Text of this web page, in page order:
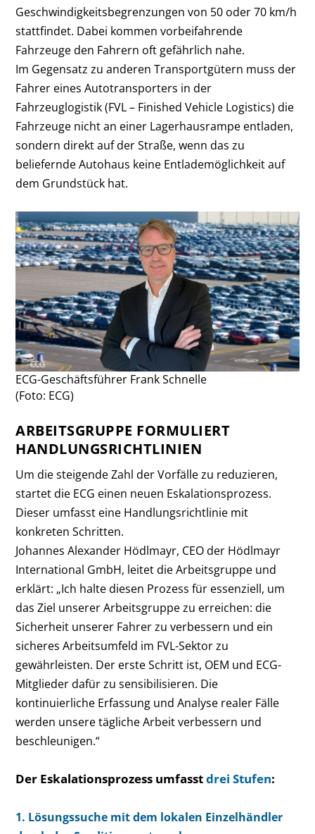
Geschwindigkeitsbegrenzungen von 50 oder 70 km/h
stattfindet. Dabei kommen vorbeifahrende
Fahrzeuge den Fahrern oft gefährlich nahe.
Im Gegensatz zu anderen Transportgütern muss der
Fahrer eines Autotransporters in der
Fahrzeuglogistik (FVL – Finished Vehicle Logistics) die
Fahrzeuge nicht an einer Lagerhausrampe entladen,
sondern direkt auf der Straße, wenn das zu
beliefernde Autohaus keine Entlademöglichkeit auf
dem Grundstück hat.
ECG-Geschäftsführer Frank Schnelle
(Foto: ECG)
ARBEITSGRUPPE FORMULIERT
HANDLUNGSRICHTLINIEN
Um die steigende Zahl der Vorfälle zu reduzieren,
startet die ECG einen neuen Eskalationsprozess.
Dieser umfasst eine Handlungsrichtlinie mit
konkreten Schritten.
Johannes Alexander Hödlmayr, CEO der Hödlmayr
International GmbH, leitet die Arbeitsgruppe und
erklärt: „Ich halte diesen Prozess für essenziell, um
das Ziel unserer Arbeitsgruppe zu erreichen: die
Sicherheit unserer Fahrer zu verbessern und ein
sicheres Arbeitsumfeld im FVL-Sektor zu
gewährleisten. Der erste Schritt ist, OEM und ECG-
Mitglieder dafür zu sensibilisieren. Die
kontinuierliche Erfassung und Analyse realer Fälle
werden unsere tägliche Arbeit verbessern und
beschleunigen.“
Der Eskalationsprozess umfasstdrei Stufen:
1. Lösungssuche mit dem lokalen Einzelhändler